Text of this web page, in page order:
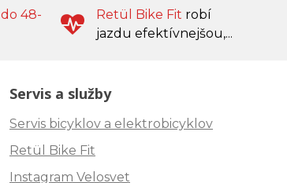
do 48-
Retül Bike Fit robí
jazdu efektívnejšou,...
Servis a služby
Servis bicyklov a elektrobicyklov
Retül Bike Fit
Instagram Velosvet